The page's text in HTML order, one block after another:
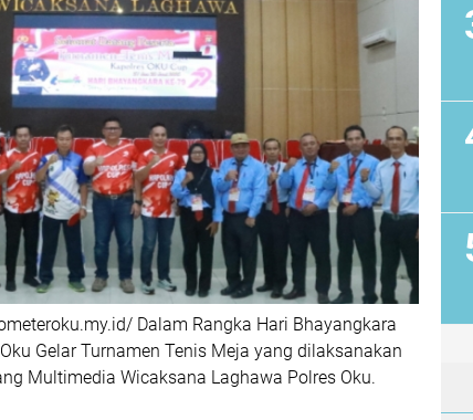
Dalam Rangka Hari Bhayangkara
Gelar Turnamen Tenis Meja yang dilaksanakan
Multimedia Wicaksana Laghawa Polres Oku.